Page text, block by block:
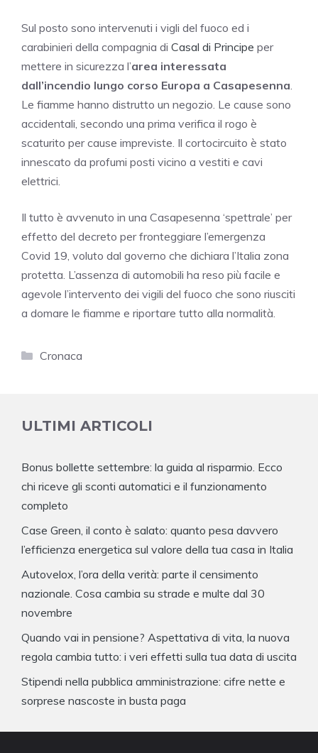
Sul posto sono intervenuti i vigli del fuoco ed i
carabinieri della compagnia di Casal di Principe per
mettere in sicurezza l’area interessata
dall’incendio lungo corso Europa a Casapesenna.
Le fiamme hanno distrutto un negozio. Le cause sono
accidentali, secondo una prima verifica il rogo è
scaturito per cause impreviste. Il cortocircuito è stato
innescato da profumi posti vicino a vestiti e cavi
elettrici.
Il tutto è avvenuto in una Casapesenna ‘spettrale’ per
effetto del decreto per fronteggiare l’emergenza
Covid 19, voluto dal governo che dichiara l’Italia zona
protetta. L’assenza di automobili ha reso più facile e
agevole l’intervento dei vigili del fuoco che sono riusciti
a domare le fiamme e riportare tutto alla normalità.
Categorie
Cronaca
ULTIMI ARTICOLI
Bonus bollette settembre: la guida al risparmio. Ecco
chi riceve gli sconti automatici e il funzionamento
completo
Case Green, il conto è salato: quanto pesa davvero
l’efficienza energetica sul valore della tua casa in Italia
Autovelox, l’ora della verità: parte il censimento
nazionale. Cosa cambia su strade e multe dal 30
novembre
Quando vai in pensione? Aspettativa di vita, la nuova
regola cambia tutto: i veri effetti sulla tua data di uscita
Stipendi nella pubblica amministrazione: cifre nette e
sorprese nascoste in busta paga